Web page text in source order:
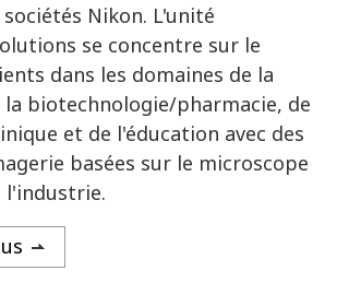
Nikon. L'unité
se concentre sur le
dans les domaines de la
la biotechnologie/pharmacie, de
et de l'éducation avec des
basées sur le microscope
l'industrie.